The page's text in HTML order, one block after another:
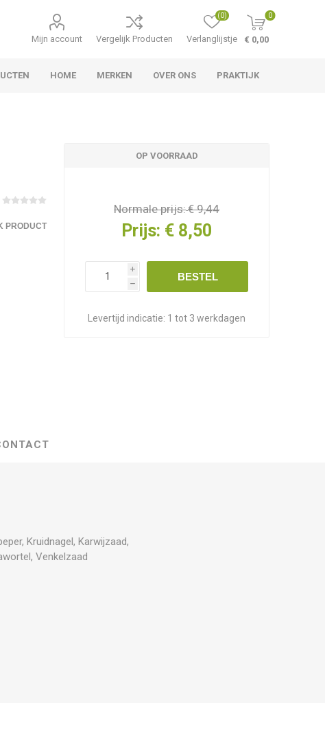
Mijn account Vergelijk Producten Verlanglijstje
(0) 0
€ 0,00
HOME MERKEN OVER ONS PRAKTIJK
PRODUCT
OP VOORRAAD
Normale prijs:€ 9,44
Prijs: € 8,50
i
h
BESTEL
Levertijd indicatie: 1 tot 3 werkdagen
Kruidnagel, Karwijzaad,
Venkelzaad